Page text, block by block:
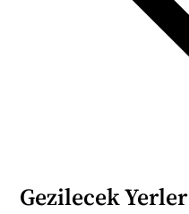
Gezilecek Yerler